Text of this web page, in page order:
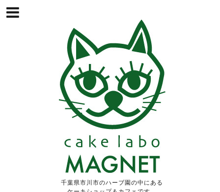
千葉県市川市のハーブ園の中にある